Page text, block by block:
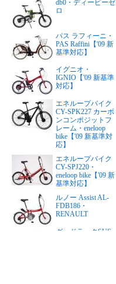
db0・ディービーゼ
ロ
パス ラフィーニ・
PAS Raffini【'09 新
基準対応】
イグニオ・
IGNIO【'09 新基準
対応】
エネループバイク
CY-SPK227 カーボ
ンコンポジットフ
レーム・eneloop
bike【'09 新基準対
応】
エネループバイク
CY-SPJ220・
eneloop bike【'09 新
基準対応】
ルノー Assist AL-
FDB186・
RENAULT
グッドラックSUS